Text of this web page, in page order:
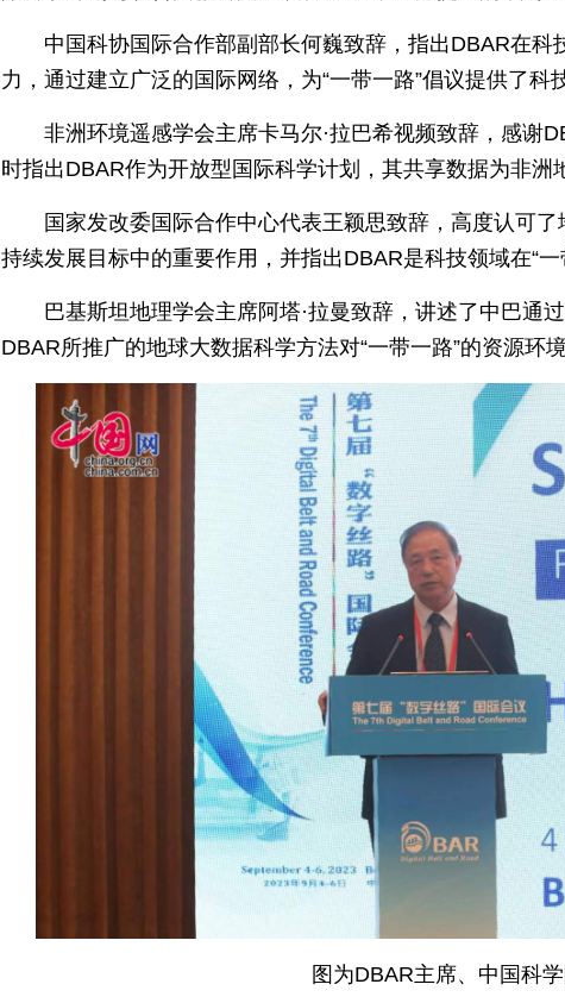
中国科协国际合作部副部长何巍致辞，指出DBAR在科
力，通过建立广泛的国际网络，为“一带一路”倡议提供了科
非洲环境遥感学会主席卡马尔·拉巴希视频致辞，感谢
时指出DBAR作为开放型国际科学计划，其共享数据为非洲
国家发改委国际合作中心代表王颖思致辞，高度认可
持续发展目标中的重要作用，并指出DBAR是科技领域在“一
巴基斯坦地理学会主席阿塔·拉曼致辞，讲述了中巴通
DBAR所推广的地球大数据科学方法对“一带一路”的资源环
图为DBAR主席、中国科学